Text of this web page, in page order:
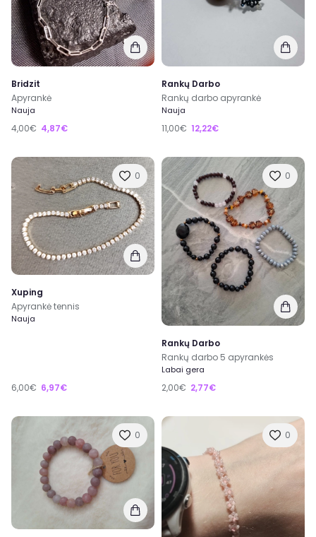
Bridzit
Apyrankė
Nauja
4,00€ 4,87€
Rankų Darbo
Rankų darbo apyrankė
Nauja
11,00€ 12,22€
0
Xuping
Apyrankė tennis
Nauja
6,00€ 6,97€
0
Rankų Darbo
Rankų darbo 5 apyrankės
Labai gera
2,00€ 2,77€
0 0